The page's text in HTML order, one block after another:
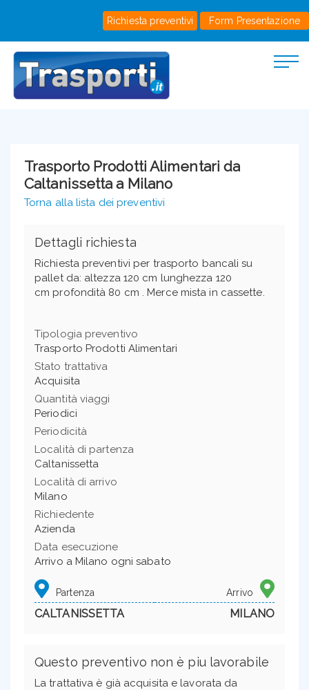
Richiesta preventivi Form Presentazione
Trasporto Prodotti Alimentari da
Caltanissetta a Milano
Torna alla lista dei preventivi
Dettagli richiesta
Richiesta preventivi per trasporto bancali su
pallet da: altezza 120 cm lunghezza 120
cm profondità 80 cm . Merce mista in cassette.
Tipologia preventivo
Trasporto Prodotti Alimentari
Stato trattativa
Acquisita
Quantità viaggi
Periodici
Periodicità
Località di partenza
Caltanissetta
Località di arrivo
Milano
Richiedente
Azienda
Data esecuzione
Arrivo a Milano ogni sabato
Partenza Arrivo
CALTANISSETTA MILANO
Questo preventivo non è piu lavorabile
La trattativa è già acquisita e lavorata da